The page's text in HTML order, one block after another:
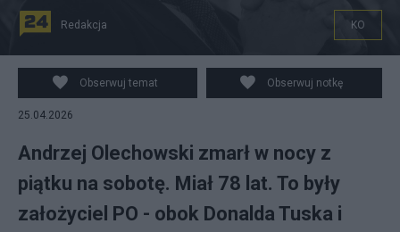
Redakcja KO
Obserwuj temat Obserwuj notkę
25.04.2026
Andrzej Olechowski zmarł w nocy z
piątku na sobotę. Miał 78 lat. To były
założyciel PO - obok Donalda Tuska i